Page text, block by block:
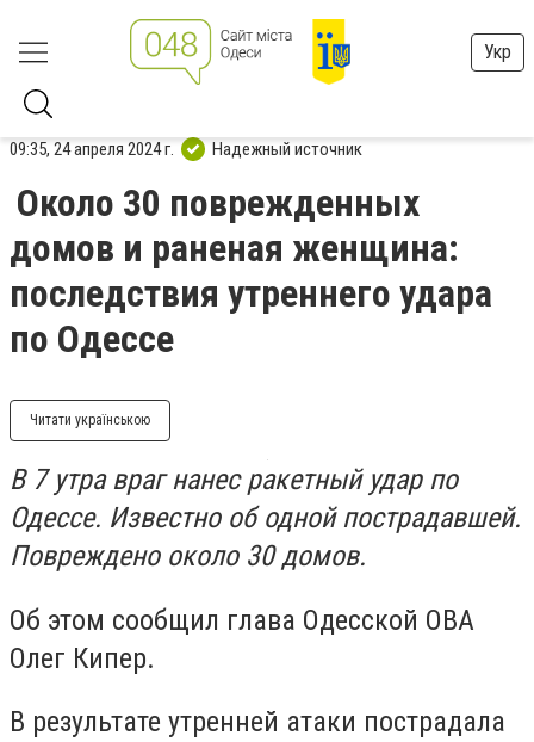
Укр
09:35, 24 апреля 2024 г. Надежный источник
Около 30 поврежденных
домов и раненая женщина:
последствия утреннего удара
по Одессе
Читати українською
В 7 утра враг нанес ракетный удар по
Одессе. Известно об одной пострадавшей.
Повреждено около 30 домов.
Об этом сообщил глава Одесской ОВА
Олег Кипер.
В результате утренней атаки пострадала